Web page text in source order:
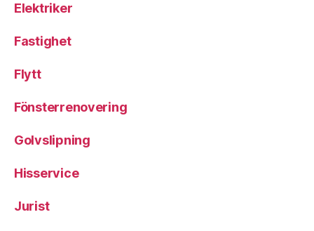
Elektriker
Fastighet
Flytt
Fönsterrenovering
Golvslipning
Hisservice
Jurist